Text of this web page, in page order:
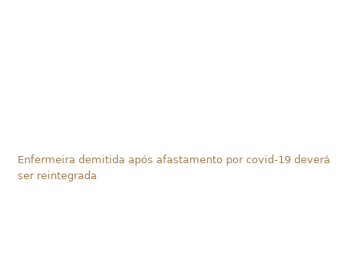
Enfermeira demitida após afastamento por covid-19 deverá
ser reintegrada